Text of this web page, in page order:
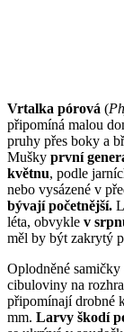
Vrtalka pórová (
připomíná malou
pruhy přes boky a
Mušky první
květnu, podle
nebo vysázené v
bývají početnější.
léta, obvykle v
měl by být zakrytý
Oplodněné
cibuloviny na
připomínají drobné
mm. Larvy škodí